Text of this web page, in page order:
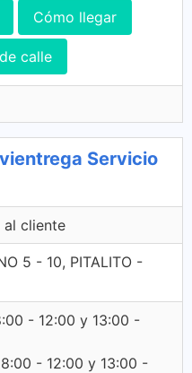
Cómo llegar
calle
Servicio
al cliente
5 - 10, PITALITO -
- 12:00 y 13:00 -
- 12:00 y 13:00 -